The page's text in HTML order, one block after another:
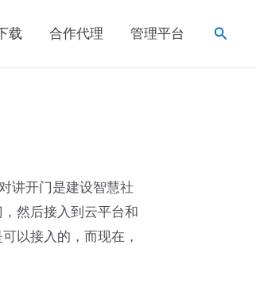
载 合作代理 管理平台
搜
讲开门是建设智慧社
然后接入到云平台和
以接入的，而现在，